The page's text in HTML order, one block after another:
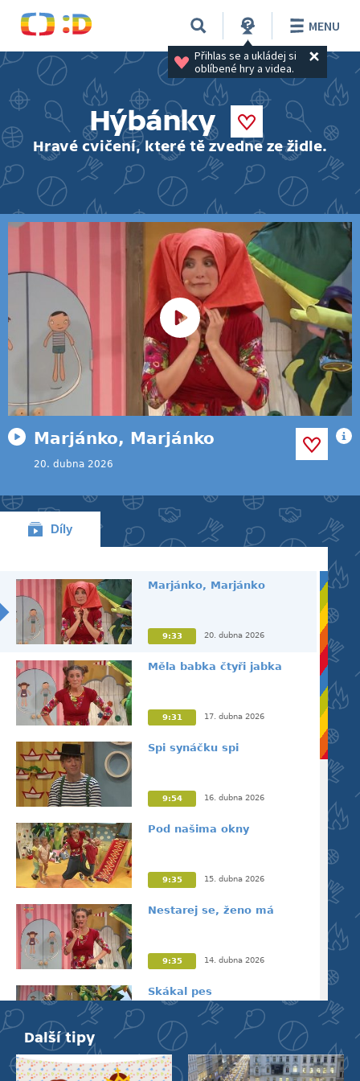
Přihlas se a ukládej si
oblíbené hry a videa.
MENU
Hýbánky
Hravé cvičení, které tě zvedne ze židle.
Marjánko, Marjánko
20. dubna 2026
Díly
Marjánko, Marjánko
9:33 20. dubna 2026
Měla babka čtyři jabka
9:31 17. dubna 2026
Spi synáčku spi
9:54 16. dubna 2026
Pod našima okny
9:35 15. dubna 2026
Nestarej se, ženo má
9:35 14. dubna 2026
Skákal pes
9:31 13. dubna 2026
Holka modrooká
Další tipy